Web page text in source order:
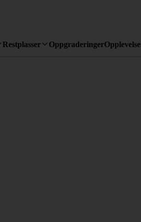
Restplasser Oppgraderinger